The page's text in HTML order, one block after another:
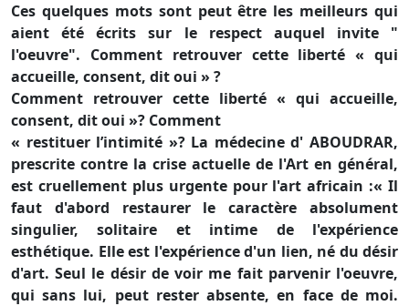
Ces quelques mots sont peut être les meilleurs qui
aient été écrits sur le respect auquel invite "
l'oeuvre". Comment retrouver cette liberté « qui
accueille, consent, dit oui » ?
Comment retrouver cette liberté « qui accueille,
consent, dit oui »? Comment
« restituer l’intimité »? La médecine d' ABOUDRAR,
prescrite contre la crise actuelle de l'Art en général,
est cruellement plus urgente pour l'art africain :« Il
faut d'abord restaurer le caractère absolument
singulier, solitaire et intime de l'expérience
esthétique. Elle est l'expérience d'un lien, né du désir
d'art. Seul le désir de voir me fait parvenir l'oeuvre,
qui sans lui, peut rester absente, en face de moi.